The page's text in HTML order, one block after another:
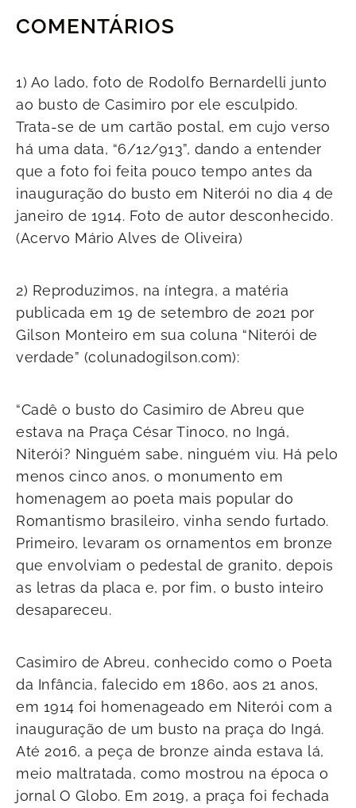
COMENTÁRIOS
1) Ao lado, foto de Rodolfo Bernardelli junto
ao busto de Casimiro por ele esculpido.
Trata-se de um cartão postal, em cujo verso
há uma data, “6/12/913”, dando a entender
que a foto foi feita pouco tempo antes da
inauguração do busto em Niterói no dia 4 de
janeiro de 1914. Foto de autor desconhecido.
(Acervo Mário Alves de Oliveira)
2) Reproduzimos, na íntegra, a matéria
publicada em 19 de setembro de 2021 por
Gilson Monteiro em sua coluna “Niterói de
verdade” (colunadogilson.com):
“Cadê o busto do Casimiro de Abreu que
estava na Praça César Tinoco, no Ingá,
Niterói? Ninguém sabe, ninguém viu. Há pelo
menos cinco anos, o monumento em
homenagem ao poeta mais popular do
Romantismo brasileiro, vinha sendo furtado.
Primeiro, levaram os ornamentos em bronze
que envolviam o pedestal de granito, depois
as letras da placa e, por fim, o busto inteiro
desapareceu.
Casimiro de Abreu, conhecido como o Poeta
da Infância, falecido em 1860, aos 21 anos,
em 1914 foi homenageado em Niterói com a
inauguração de um busto na praça do Ingá.
Até 2016, a peça de bronze ainda estava lá,
meio maltratada, como mostrou na época o
jornal O Globo. Em 2019, a praça foi fechada